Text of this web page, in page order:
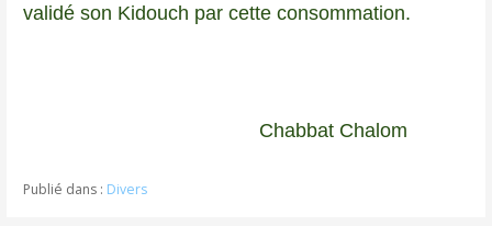
validé son Kidouch par cette consommation.
Chabbat Chalom
Publié dans : Divers